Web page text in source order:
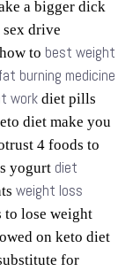
a bigger dick
drive
to best weight
burning medicine
work diet pills
diet make you
4 foods to
yogurt diet
weight loss
to lose weight
on keto diet
for